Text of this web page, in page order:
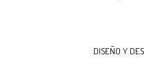
DISEÑO Y